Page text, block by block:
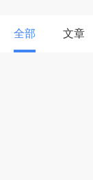
全部 文章